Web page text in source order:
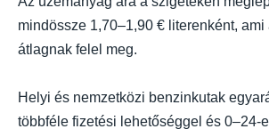
mindössze 1,70–1,90 € literenként, ami
átlagnak felel meg.
Helyi és nemzetközi benzinkutak
többféle fizetési lehetőséggel és 0–24-